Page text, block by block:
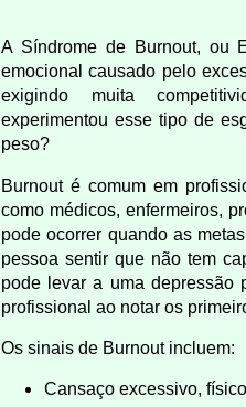
A Síndrome de Burnout, ou
emocional causado pelo
exigindo muita
experimentou esse tipo de
peso?
Burnout é comum em
como médicos, enfermeiros,
pode ocorrer quando as
pessoa sentir que não tem
pode levar a uma depressão
profissional ao notar os
Os sinais de Burnout incluem:
Cansaço excessivo,